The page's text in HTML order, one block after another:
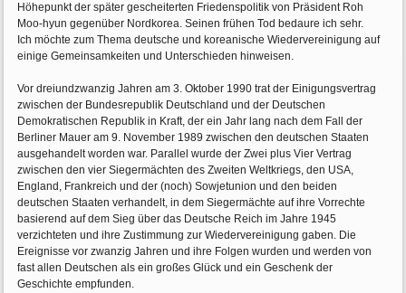
Höhepunkt der später gescheiterten Friedenspolitik von Präsident Roh
Moo-hyun gegenüber Nordkorea. Seinen frühen Tod bedaure ich sehr.
Ich möchte zum Thema deutsche und koreanische Wiedervereinigung auf
einige Gemeinsamkeiten und Unterschieden hinweisen.
Vor dreiundzwanzig Jahren am 3. Oktober 1990 trat der Einigungsvertrag
zwischen der Bundesrepublik Deutschland und der Deutschen
Demokratischen Republik in Kraft, der ein Jahr lang nach dem Fall der
Berliner Mauer am 9. November 1989 zwischen den deutschen Staaten
ausgehandelt worden war. Parallel wurde der Zwei plus Vier Vertrag
zwischen den vier Siegermächten des Zweiten Weltkriegs, den USA,
England, Frankreich und der (noch) Sowjetunion und den beiden
deutschen Staaten verhandelt, in dem Siegermächte auf ihre Vorrechte
basierend auf dem Sieg über das Deutsche Reich im Jahre 1945
verzichteten und ihre Zustimmung zur Wiedervereinigung gaben. Die
Ereignisse vor zwanzig Jahren und ihre Folgen wurden und werden von
fast allen Deutschen als ein großes Glück und ein Geschenk der
Geschichte empfunden.